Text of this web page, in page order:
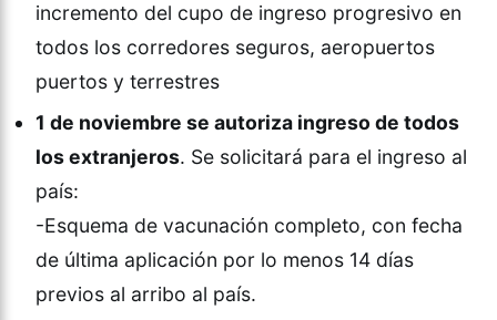
incremento del cupo de ingreso progresivo en
todos los corredores seguros, aeropuertos
puertos y terrestres
1 de noviembre se autoriza ingreso de todos
los extranjeros. Se solicitará para el ingreso al
país:
-Esquema de vacunación completo, con fecha
de última aplicación por lo menos 14 días
previos al arribo al país.